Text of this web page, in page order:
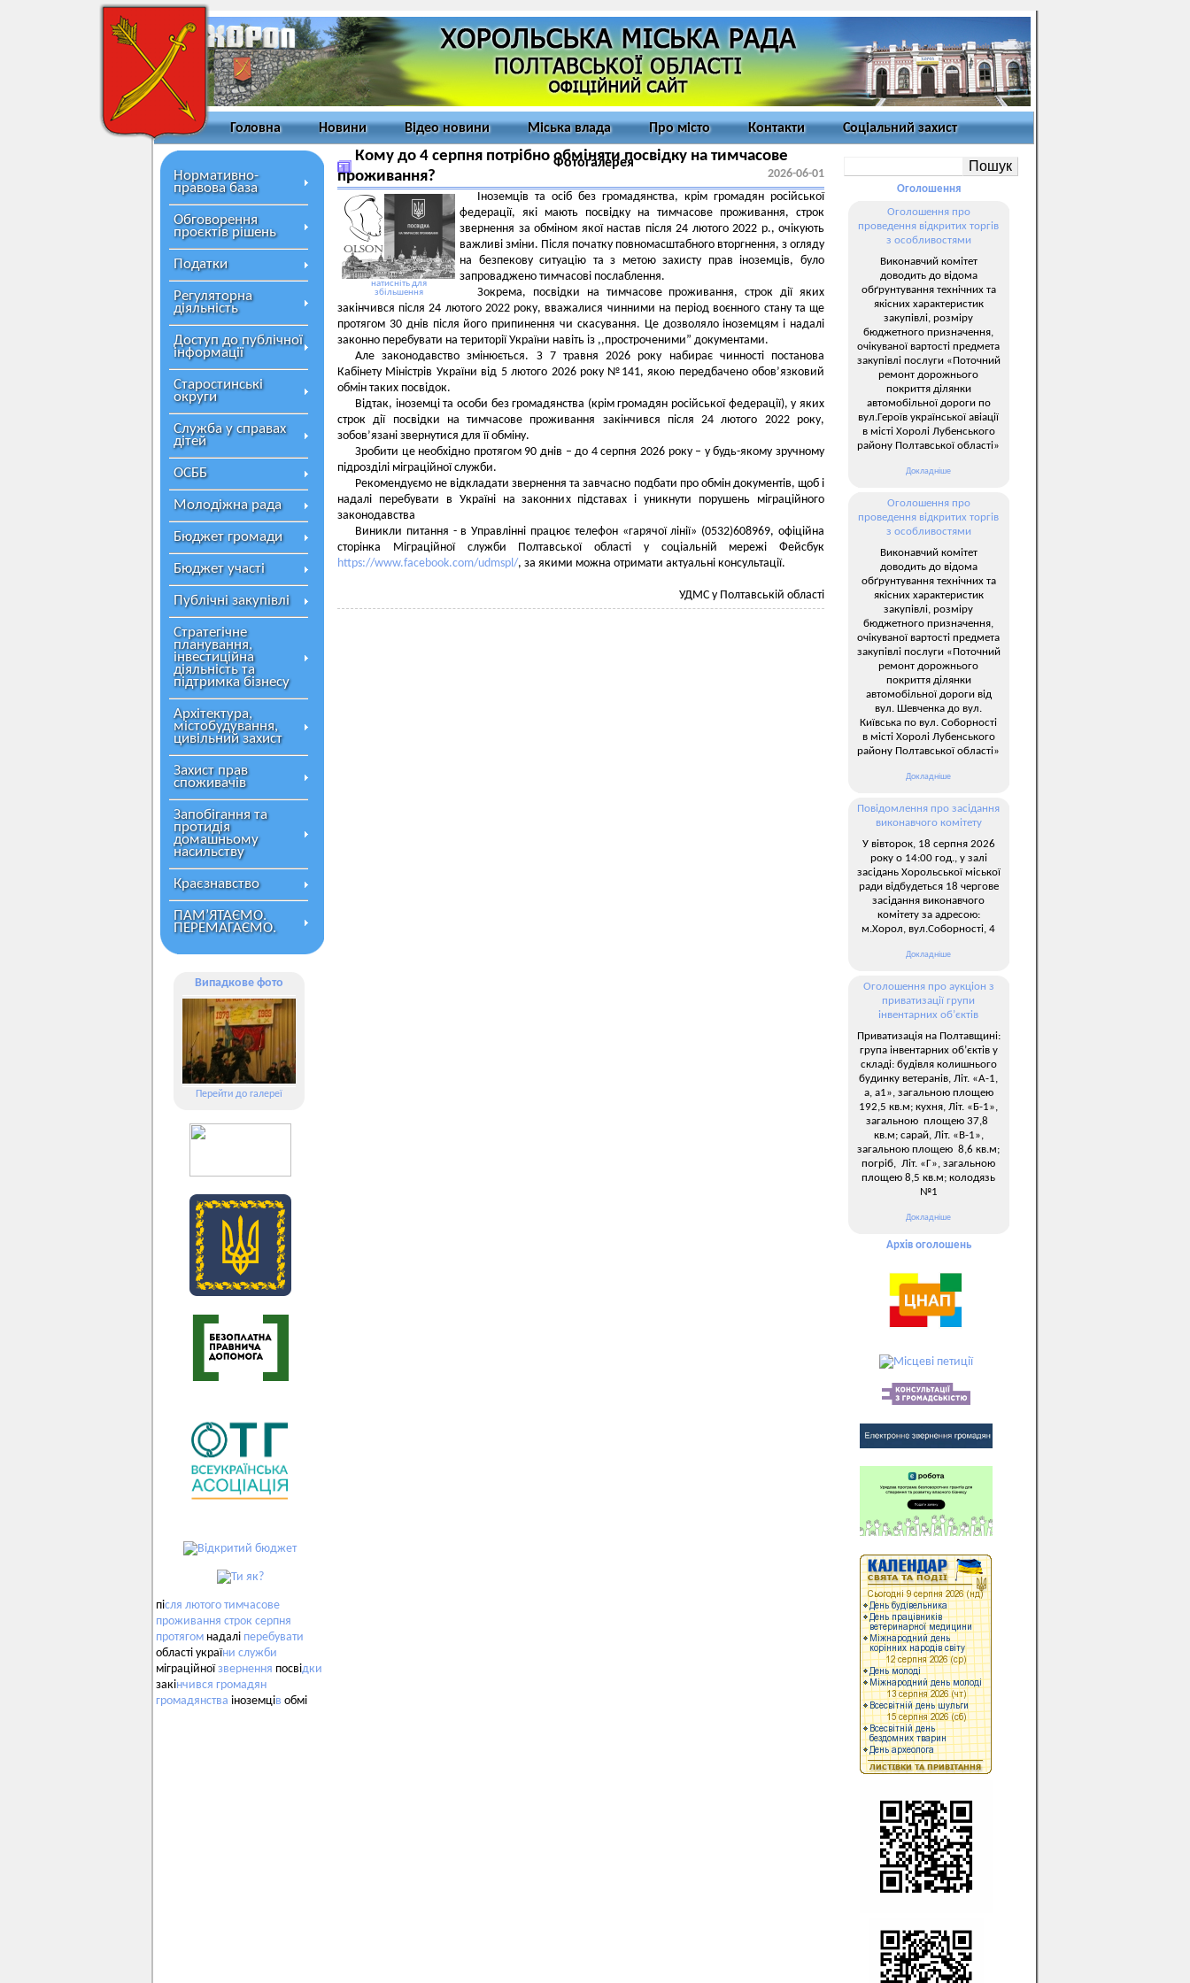
Головна Новини Відео новини Міська влада Про місто Контакти Соціальний захист
Фотогалерея
Нормативно-
правова база
Обговорення
проєктів рішень
Податки
Регуляторна
діяльність
Доступ до публічної
інформації
Старостинські
округи
Служба у справах
дітей
ОСББ
Молодіжна рада
Бюджет громади
Бюджет участі
Публічні закупівлі
Стратегічне
планування,
інвестиційна
діяльність та
підтримка бізнесу
Архітектура,
містобудування,
цивільний захист
Захист прав
споживачів
Запобігання та
протидія
домашньому
насильству
Краєзнавство
ПАМ’ЯТАЄМО.
ПЕРЕМАГАЄМО.
Випадкове фото
Перейти до галереї
після лютого тимчасове
проживання строк серпня
протягом надалі перебувати
області україни служби
міграційноїзвернення посвідки
закінчився громадян
громадянства іноземців обмі
Кому до 4 серпня потрібно обміняти посвідку на тимчасове
проживання?
2026-06-01
натисніть для
збільшення
Іноземців та осіб без громадянства, крім громадян російської
федерації, які мають посвідку на тимчасове проживання, строк
звернення за обміном якої настав після 24 лютого 2022 р., очікують
важливі зміни. Після початку повномасштабного вторгнення, з огляду
на безпекову ситуацію та з метою захисту прав іноземців, було
запроваджено тимчасові послаблення.
Зокрема, посвідки на тимчасове проживання, строк дії яких
закінчився після 24 лютого 2022 року, вважалися чинними на період воєнного стану та ще
протягом 30 днів після його припинення чи скасування. Це дозволяло іноземцям і надалі
законно перебувати на території України навіть із ,,простроченими” документами.
Але законодавство змінюється. З 7 травня 2026 року набирає чинності постанова
Кабінету Міністрів України від 5 лютого 2026 року №141, якою передбачено обов’язковий
обмін таких посвідок.
Відтак, іноземці та особи без громадянства (крім громадян російської федерації), у яких
строк дії посвідки на тимчасове проживання закінчився після 24 лютого 2022 року,
зобов’язані звернутися для її обміну.
Зробити це необхідно протягом 90 днів – до 4 серпня 2026 року – у будь-якому зручному
підрозділі міграційної служби.
Рекомендуємо не відкладати звернення та завчасно подбати про обмін документів, щоб і
надалі перебувати в Україні на законних підставах і уникнути порушень міграційного
законодавства
Виникли питання - в Управлінні працює телефон «гарячої лінії» (0532)608969, офіційна
сторінка Міграційної служби Полтавської області у соціальній мережі Фейсбук
https://www.facebook.com/udmspl/, за якими можна отримати актуальні консультації.
УДМС у Полтавській області
Оголошення
Оголошення про
проведення відкритих торгів
з особливостями
Виконавчий комітет
доводить до відома
обґрунтування технічних та
якісних характеристик
закупівлі, розміру
бюджетного призначення,
очікуваної вартості предмета
закупівлі послуги «Поточний
ремонт дорожнього
покриття ділянки
автомобільної дороги по
вул.Героїв української авіації
в місті Хоролі Лубенського
району Полтавської області»
Докладніше
Оголошення про
проведення відкритих торгів
з особливостями
Виконавчий комітет
доводить до відома
обґрунтування технічних та
якісних характеристик
закупівлі, розміру
бюджетного призначення,
очікуваної вартості предмета
закупівлі послуги «Поточний
ремонт дорожнього
покриття ділянки
автомобільної дороги від
вул. Шевченка до вул.
Київська по вул. Соборності
в місті Хоролі Лубенського
району Полтавської області»
Докладніше
Повідомлення про засідання
виконавчого комітету
У вівторок, 18 серпня 2026
року о 14:00 год., у залі
засідань Хорольської міської
ради відбудеться 18 чергове
засідання виконавчого
комітету за адресою:
м.Хорол, вул.Соборності, 4
Докладніше
Оголошення про аукціон з
приватизації групи
інвентарних об’єктів
Приватизація на Полтавщині:
група інвентарних об’єктів у
складі: будівля колишнього
будинку ветеранів, Літ. «А-1,
а, а1», загальною площею
192,5 кв.м; кухня, Літ. «Б-1»,
загальною площею 37,8
кв.м; сарай, Літ. «В-1»,
загальною площею 8,6 кв.м;
погріб, Літ. «Г», загальною
площею 8,5 кв.м; колодязь
№1
Докладніше
Архів оголошень